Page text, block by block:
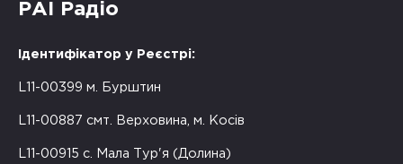
РАІ Радіо
Ідентифікатор у Реєстрі:
L11-00399 м. Бурштин
L11-00887 смт. Верховина, м. Косів
L11-00915 с. Мала Тур'я (Долина)